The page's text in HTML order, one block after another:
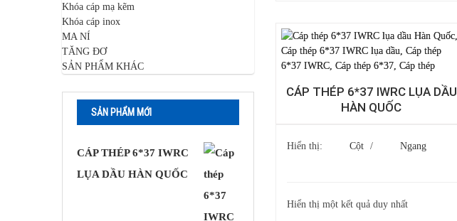
CÁP THÉP 6*37 IWRC LỤA DẦU
HÀN QUỐC
Hiển thị: Cột / Ngang
Hiển thị một kết quả duy nhất
Khóa cáp mạ kẽm
Khóa cáp inox
MA NÍ
TĂNG ĐƠ
SẢN PHẨM KHÁC
SẢN PHẨM MỚI
CÁP THÉP 6*37 IWRC
LỤA DẦU HÀN QUỐC